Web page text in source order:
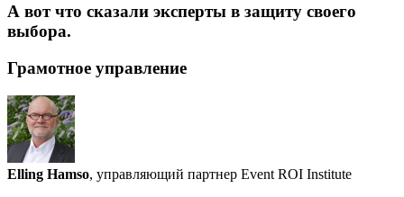
А вот что сказали эксперты в защиту своего
выбора.
Грамотное управление
Elling Hamso, управляющий партнер Event ROI Institute